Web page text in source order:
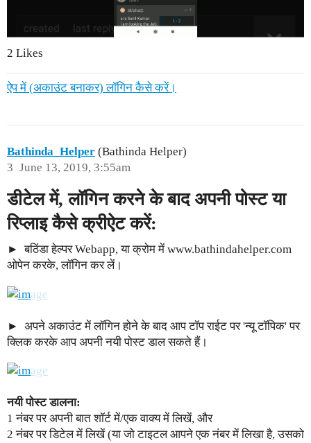
2 Likes
ऐप में (अकाउंट बनाकर) लॉगिन कैसे करें।
Bathinda_Helper (Bathinda Helper)
June 13, 2019, 3:55am
3
डीटेल में, लॉगिन करने के बाद अपनी पोस्ट या
रिप्लाइ कैसे क्रीऐट करें:
बठिंडा हेल्पर Webapp, या क्रोम में www.bathindahelper.com
ओपेन करके, लॉगिन कर लें।
अपने अकाउंट में लॉगिन होने के बाद आप टॉप राईट पर 'न्यू टॉपिक' पर
क्लिक करके आप अपनी नयी पोस्ट डाल सकते हैं।
नयी पोस्ट डालना:
1 नंबर पर अपनी बात शॉर्ट में/एक वाक्य में लिखें, और
2 नंबर पर डिटेल में लिखें (या जो टाइटल आपने एक नंबर में लिखा है, उसको